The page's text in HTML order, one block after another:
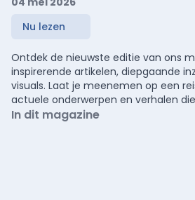
Nu lezen
Ontdek de nieuwste editie van ons
inspirerende artikelen, diepgaande
visuals. Laat je meenemen op een
actuele onderwerpen en verhalen
In dit magazine